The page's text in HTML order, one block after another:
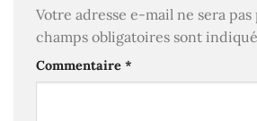
Votre adresse e-mail ne sera pas
champs obligatoires sont
Commentaire *